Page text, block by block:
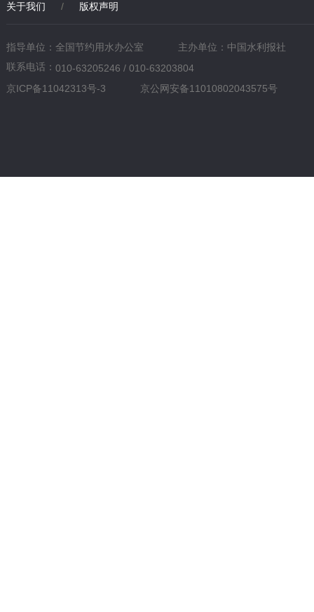
关于我们 / 版权声明
指导单位：全国节约用水办公室
主办单位：中国水利报社
联系电话： 010-63205246 / 010-63203804
京ICP备11042313号-3
京公网安备11010802043575号